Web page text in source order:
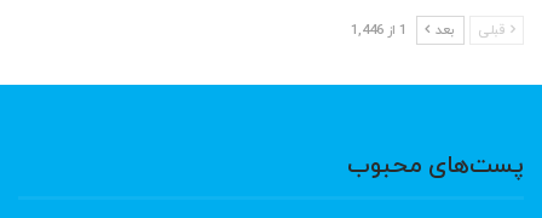
قبلی بعد 1 از 1,446
پست‌های محبوب